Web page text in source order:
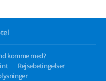
komme med?
Rejsebetingelser